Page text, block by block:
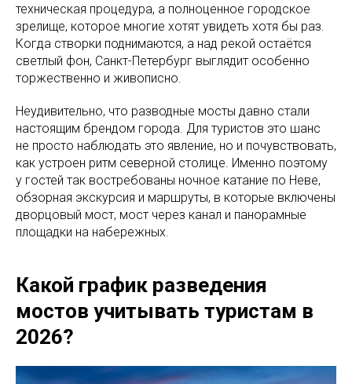
техническая процедура, а полноценное городское
зрелище, которое многие хотят увидеть хотя бы раз.
Когда створки поднимаются, а над рекой остаётся
светлый фон, Санкт-Петербург выглядит особенно
торжественно и живописно.
Неудивительно, что разводные мосты давно стали
настоящим брендом города. Для туристов это шанс
не просто наблюдать это явление, но и почувствовать,
как устроен ритм северной столице. Именно поэтому
у гостей так востребованы ночное катание по Неве,
обзорная экскурсия и маршруты, в которые включены
дворцовый мост, мост через канал и панорамные
площадки на набережных.
Какой график разведения
мостов учитывать туристам в
2026?